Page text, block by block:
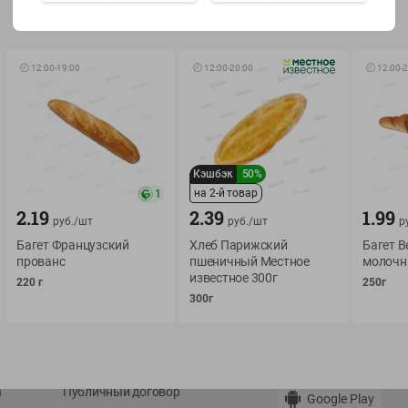
Возврат товара
Публичный договор
Обратная связь
Google Play
🕘 12:00-19:00
1
2.19 руб./шт
Багет Французский
прованс
220 г
🕘 12:00-20:00
Кэшбэк
50%
на 2-й товар
2.39 руб./шт
Хлеб Парижский
пшеничный Местное
известное 300г
300г
🕘 12:00-
1.99
Багет
250г